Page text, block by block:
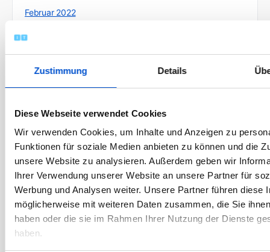
Zustimmung Details
Diese Webseite verwendet Cookies
Wir verwenden Cookies, um Inhalte und Anzeigen zu
Funktionen für soziale Medien anbieten zu können und die
unsere Website zu analysieren. Außerdem geben wir
Ihrer Verwendung unserer Website an unsere Partner für
Werbung und Analysen weiter. Unsere Partner führen diese
möglicherweise mit weiteren Daten zusammen, die Sie
haben oder die sie im Rahmen Ihrer Nutzung der Dienste
haben.
Februar 2022
November 2021
Oktober 2021
Juli 2021
Juni 2021
Mai 2021
April 2021
März 2021
Februar 2021